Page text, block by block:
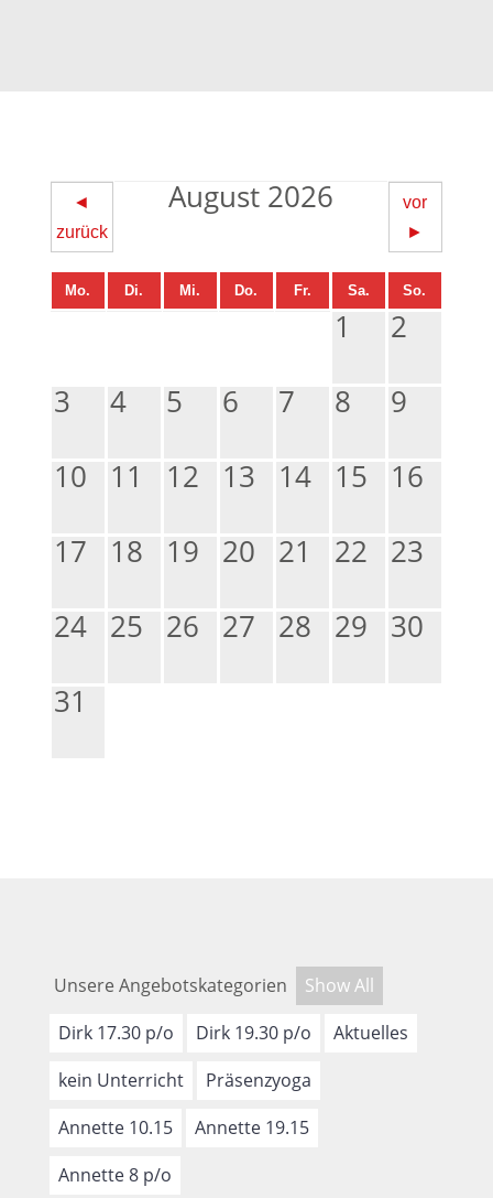
◄
zurück
August 2026
vor
►
Mo. Di. Mi. Do. Fr. Sa. So.
1
2
3
4 5 6 7 8
9
10
11 12 13 14 15
16
17
18 19 20 21 22
23
24
25 26 27 28 29
30
31
Unsere Angebotskategorien
Show All
Dirk 17.30 p/o
Dirk 19.30 p/o
Aktuelles
kein Unterricht
Präsenzyoga
Annette 10.15
Annette 19.15
Annette 8 p/o